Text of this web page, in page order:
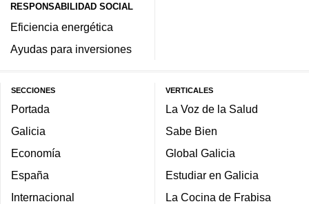
RESPONSABILIDAD SOCIAL
Eficiencia energética
Ayudas para inversiones
SECCIONES
Portada
Galicia
Economía
España
Internacional
VERTICALES
La Voz de la Salud
Sabe Bien
Global Galicia
Estudiar en Galicia
La Cocina de Frabisa